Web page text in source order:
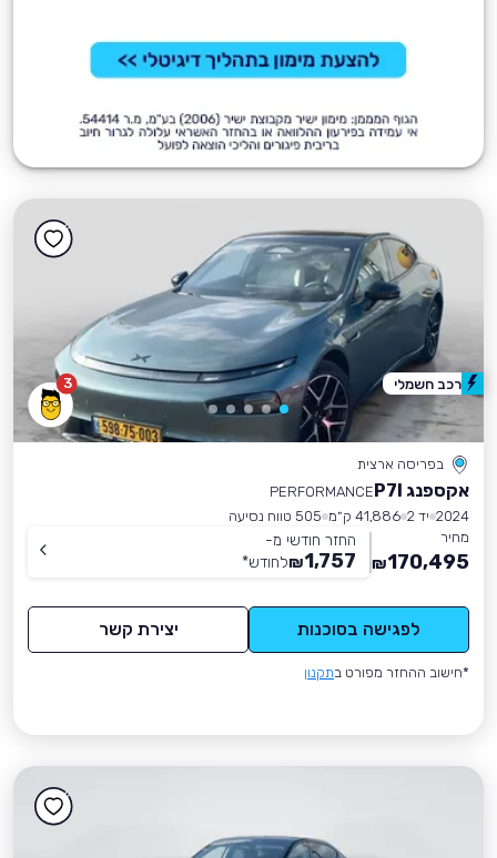
3
בפריסה ארצית
אקספנג P7I
PERFORMANCE
2024 יד 2 41,886 ק״מ
505 טווח נסיעה
מחיר
170,495
₪
החזר חודשי מ-
1,757
₪לחודש*
לפגישה בסוכנות יצירת קשר
*חישוב ההחזר מפורט בתקנון
רכב חשמלי